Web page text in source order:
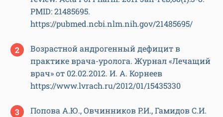
PMID: 21485695.
https://pubmed.ncbi.nlm.nih.gov/21485695/
Возрастной андрогенный дефицит в
практике врача-уролога. Журнал «Лечащий
врач» от 02.02.2012. И. А. Корнеев
https://www.lvrach.ru/2012/01/15435330
Попова А.Ю., Овчинников Р.И., Гамидов С.И.